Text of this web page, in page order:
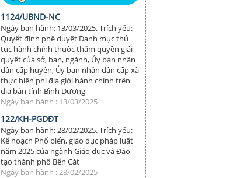
1124/UBND-NC
Ngày ban hành: 13/03/2025. Trích yếu:
Quyết đinh phê duyệt Danh mục thủ
tục hành chính thuộc thẩm quyền giải
quyết của sở, ban, ngành, Ủy ban nhân
dân cấp huyện, Ủy ban nhân dân cấp xã
thực hiện phi địa giới hành chính trên
địa bàn tỉnh Bình Dương
Ngày ban hành : 13/03/2025
122/KH-PGDĐT
Ngày ban hành: 28/02/2025. Trích yếu:
Kế hoạch Phổ biến, giáo dục pháp luật
năm 2025 của ngành Giáo dục và Đào
tạo thành phố Bến Cát
Ngày ban hành : 28/02/2025